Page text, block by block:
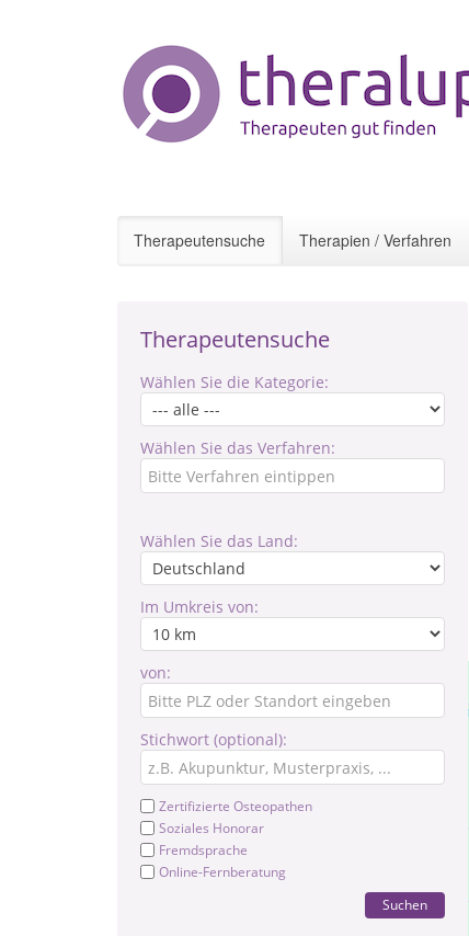
Therapeutensuche Therapien / Verfahren
Therapeutensuche
Wählen Sie die Kategorie:
Wählen Sie das Verfahren:
Wählen Sie das Land:
Im Umkreis von:
von:
Stichwort (optional):
Zertifizierte Osteopathen
Soziales Honorar
Fremdsprache
Online-Fernberatung
Suchen